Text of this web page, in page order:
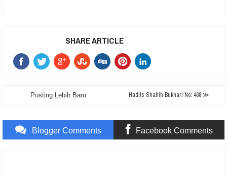
SHARE ARTICLE
Posting Lebih Baru Hadits Shahih Bukhari No: 468 ≫
Blogger Comments Facebook Comments